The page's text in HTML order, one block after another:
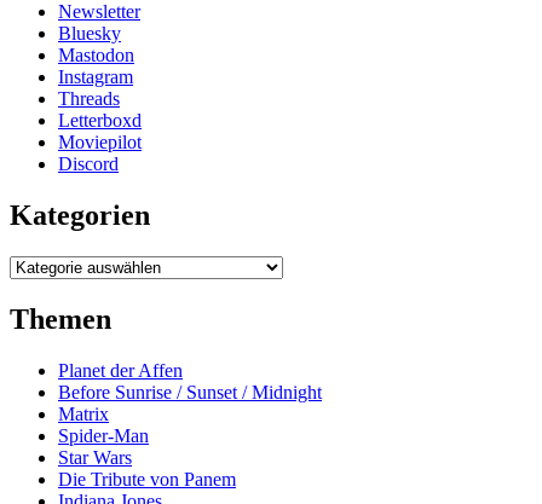
Newsletter
Bluesky
Mastodon
Instagram
Threads
Letterboxd
Moviepilot
Discord
Kategorien
Kategorien
Themen
Planet der Affen
Before Sunrise / Sunset / Midnight
Matrix
Spider-Man
Star Wars
Die Tribute von Panem